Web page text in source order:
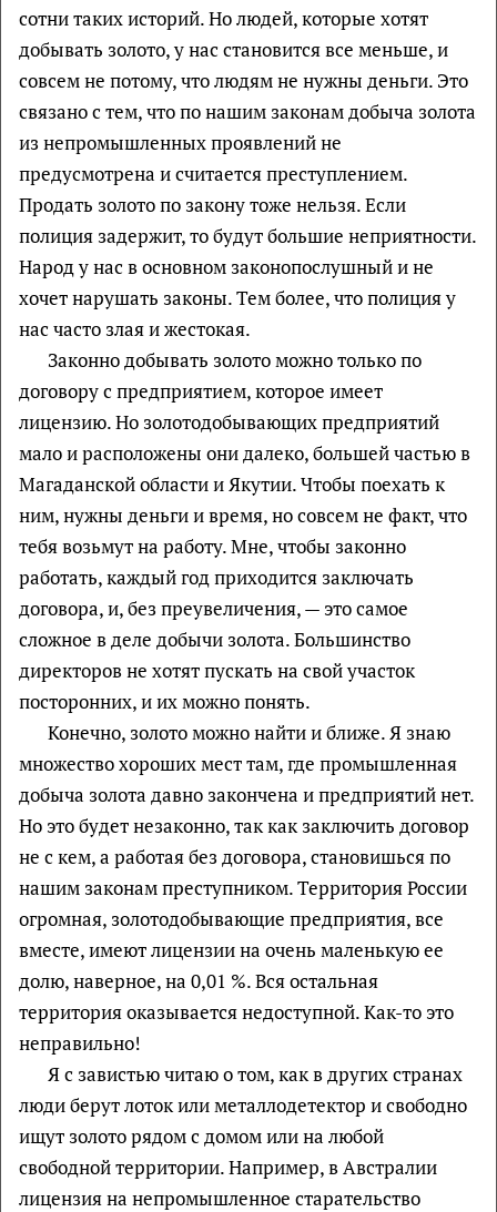
сотни таких историй. Но людей, которые хотят
добывать золото, у нас становится все меньше, и
совсем не потому, что людям не нужны деньги. Это
связано с тем, что по нашим законам добыча золота
из непромышленных проявлений не
предусмотрена и считается преступлением.
Продать золото по закону тоже нельзя. Если
полиция задержит, то будут большие неприятности.
Народ у нас в основном законопослушный и не
хочет нарушать законы. Тем более, что полиция у
нас часто злая и жестокая.
Законно добывать золото можно только по
договору с предприятием, которое имеет
лицензию. Но золотодобывающих предприятий
мало и расположены они далеко, большей частью в
Магаданской области и Якутии. Чтобы поехать к
ним, нужны деньги и время, но совсем не факт, что
тебя возьмут на работу. Мне, чтобы законно
работать, каждый год приходится заключать
договора, и, без преувеличения, — это самое
сложное в деле добычи золота. Большинство
директоров не хотят пускать на свой участок
посторонних, и их можно понять.
Конечно, золото можно найти и ближе. Я знаю
множество хороших мест там, где промышленная
добыча золота давно закончена и предприятий нет.
Но это будет незаконно, так как заключить договор
не с кем, а работая без договора, становишься по
нашим законам преступником. Территория России
огромная, золотодобывающие предприятия, все
вместе, имеют лицензии на очень маленькую ее
долю, наверное, на 0,01 %. Вся остальная
территория оказывается недоступной. Как-то это
неправильно!
Я с завистью читаю о том, как в других странах
люди берут лоток или металлодетектор и свободно
ищут золото рядом с домом или на любой
свободной территории. Например, в Австралии
лицензия на непромышленное старательство